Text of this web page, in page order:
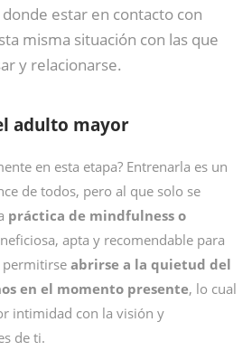
estar en contacto con
misma situación con las que
y relacionarse.
adulto mayor
en esta etapa? Entrenarla es un
de todos, pero al que solo se
práctica de mindfulness o
apta y recomendable para
permitirse abrirse a la quietud del
en el momento presente, lo cual
intimidad con la visión y
de ti.